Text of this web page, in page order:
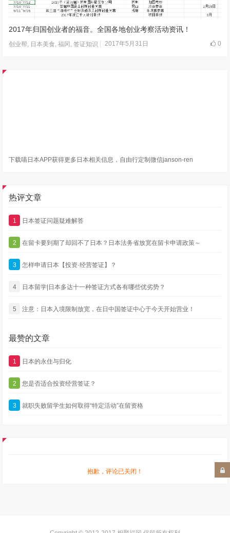
2017年归国创业者的福音。全国各地创业考察活动资讯！
创业帮 日本美食 ,福冈 ,签证知识 2017年5月31日 0
下载喵日本APP获得更多日本相关信息，自由行定制微信janson-ren
热评文章
1 日本签证问题疑难解答
2 在留卡要到期了却回不了日本？日本法务省放宽在留卡申请政策～
3 怎样申请日本【投资·经营签证】？
4 日本留学|日本多达十一种签证方式各有哪些优劣势？
5 注意：日本入境限制放宽，在日中国签证中心于今天开始营业！
最赞的文章
1 日本的永住与归化
2 您是否适合投资经营签证？
3 就职失败留学生如何取得“特定活动”在留资格
抱歉，评论已关闭！